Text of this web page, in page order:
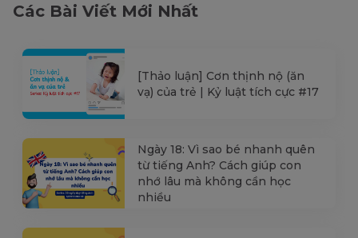
Các Bài Viết Mới Nhất
[Thảo luận] Cơn thịnh nộ (ăn
vạ) của trẻ | Kỷ luật tích cực #17
Ngày 18: Vì sao bé nhanh quên
từ tiếng Anh? Cách giúp con
nhớ lâu mà không cần học
nhiều